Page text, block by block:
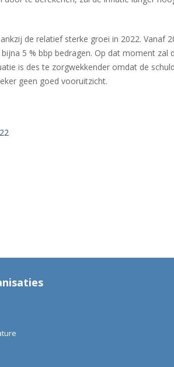
de relatief sterke groei in 2022. Vanaf
5 % bbp bedragen. Op dat moment zal
is des te zorgwekkender omdat de
geen goed vooruitzicht.